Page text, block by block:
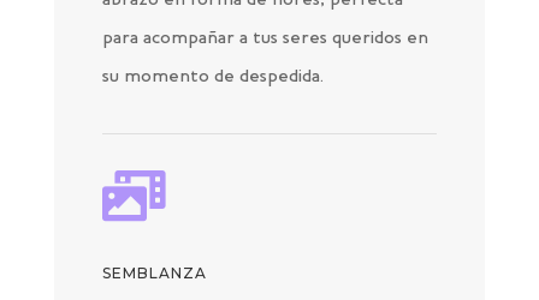
para acompañar a tus seres queridos en
su momento de despedida.

SEMBLANZA